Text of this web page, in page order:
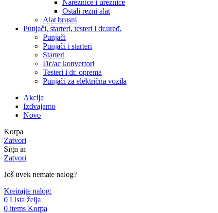
Nareznice i ureznice
Ostali rezni alat
Alat brusni
Punjači, starteri, testeri i dr.uređ.
Punjači
Punjači i starteri
Starteri
Dc/ac konvertori
Testeri i dr. oprema
Punjači za električna vozila
Akcija
Izdvajamo
Novo
Korpa
Zatvori
Sign in
Zatvori
Još uvek nemate nalog?
Kreirajte nalog:
0 Lista želja
0 items Korpa